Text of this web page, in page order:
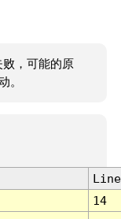
，可能的原
。
Line
14